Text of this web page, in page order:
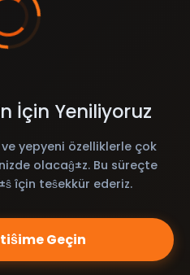
İçin Yeniliyoruz
yepyeni özelliklerle çok
olacaĝ±z. Bu süreçte
îçin teŝekkür ederiz.
Geçin